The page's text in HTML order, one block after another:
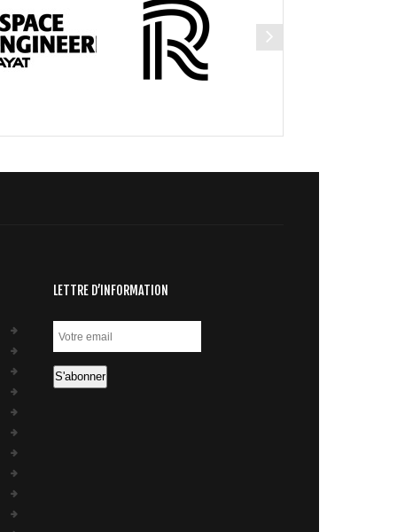
LETTRE D’INFORMATION